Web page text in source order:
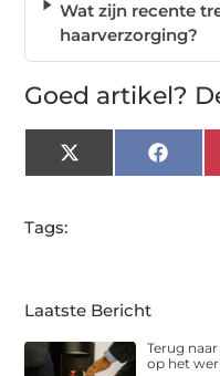
Wat zijn recente
haarverzorging?
Goed artikel?
X
(Twitter)
Tags:
Laatste Bericht
Terug
op het